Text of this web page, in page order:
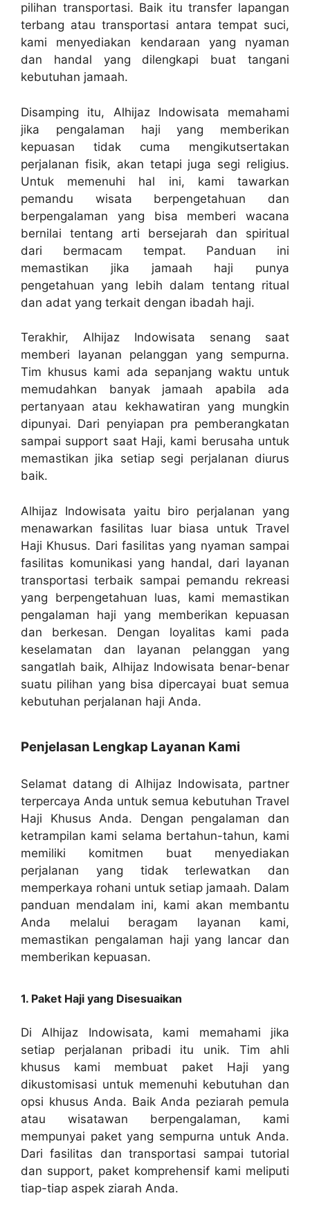
pilihan transportasi. Baik itu transfer lapangan
terbang atau transportasi antara tempat suci,
kami menyediakan kendaraan yang nyaman
dan handal yang dilengkapi buat tangani
kebutuhan jamaah.
Disamping itu, Alhijaz Indowisata memahami
jika pengalaman haji yang memberikan
kepuasan tidak cuma mengikutsertakan
perjalanan fisik, akan tetapi juga segi religius.
Untuk memenuhi hal ini, kami tawarkan
pemandu wisata berpengetahuan dan
berpengalaman yang bisa memberi wacana
bernilai tentang arti bersejarah dan spiritual
dari bermacam tempat. Panduan ini
memastikan jika jamaah haji punya
pengetahuan yang lebih dalam tentang ritual
dan adat yang terkait dengan ibadah haji.
Terakhir, Alhijaz Indowisata senang saat
memberi layanan pelanggan yang sempurna.
Tim khusus kami ada sepanjang waktu untuk
memudahkan banyak jamaah apabila ada
pertanyaan atau kekhawatiran yang mungkin
dipunyai. Dari penyiapan pra pemberangkatan
sampai support saat Haji, kami berusaha untuk
memastikan jika setiap segi perjalanan diurus
baik.
Alhijaz Indowisata yaitu biro perjalanan yang
menawarkan fasilitas luar biasa untuk Travel
Haji Khusus. Dari fasilitas yang nyaman sampai
fasilitas komunikasi yang handal, dari layanan
transportasi terbaik sampai pemandu rekreasi
yang berpengetahuan luas, kami memastikan
pengalaman haji yang memberikan kepuasan
dan berkesan. Dengan loyalitas kami pada
keselamatan dan layanan pelanggan yang
sangatlah baik, Alhijaz Indowisata benar-benar
suatu pilihan yang bisa dipercayai buat semua
kebutuhan perjalanan haji Anda.
Penjelasan Lengkap Layanan Kami
Selamat datang di Alhijaz Indowisata, partner
terpercaya Anda untuk semua kebutuhan Travel
Haji Khusus Anda. Dengan pengalaman dan
ketrampilan kami selama bertahun-tahun, kami
memiliki komitmen buat menyediakan
perjalanan yang tidak terlewatkan dan
memperkaya rohani untuk setiap jamaah. Dalam
panduan mendalam ini, kami akan membantu
Anda melalui beragam layanan kami,
memastikan pengalaman haji yang lancar dan
memberikan kepuasan.
1. Paket Haji yang Disesuaikan
Di Alhijaz Indowisata, kami memahami jika
setiap perjalanan pribadi itu unik. Tim ahli
khusus kami membuat paket Haji yang
dikustomisasi untuk memenuhi kebutuhan dan
opsi khusus Anda. Baik Anda peziarah pemula
atau wisatawan berpengalaman, kami
mempunyai paket yang sempurna untuk Anda.
Dari fasilitas dan transportasi sampai tutorial
dan support, paket komprehensif kami meliputi
tiap-tiap aspek ziarah Anda.